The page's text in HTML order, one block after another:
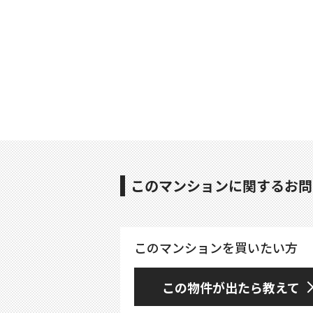
このマンションに関するお
このマンションを買いたい方
この物件が出たら教えて